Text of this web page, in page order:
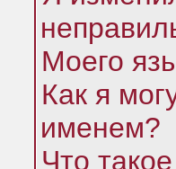
Моего
Как я
именем?
Что